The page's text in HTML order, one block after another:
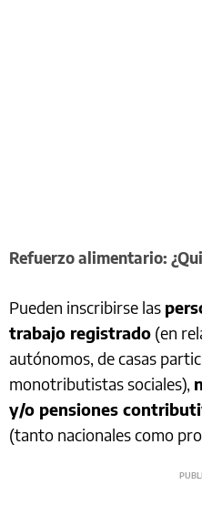
Refuerzo alimentario:
Pueden inscribirse las
trabajo registrado (en
autónomos, de casas
monotributistas sociales),
y/o pensiones
(tanto nacionales como